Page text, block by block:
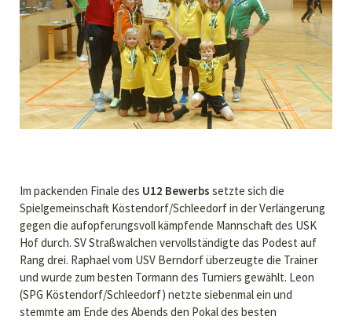
Im packenden Finale des U12 Bewerbs setzte sich die
Spielgemeinschaft Köstendorf/Schleedorf in der Verlängerung
gegen die aufopferungsvoll kämpfende Mannschaft des USK
Hof durch. SV Straßwalchen vervollständigte das Podest auf
Rang drei. Raphael vom USV Berndorf überzeugte die Trainer
und wurde zum besten Tormann des Turniers gewählt. Leon
(SPG Köstendorf/Schleedorf) netzte siebenmal ein und
stemmte am Ende des Abends den Pokal des besten